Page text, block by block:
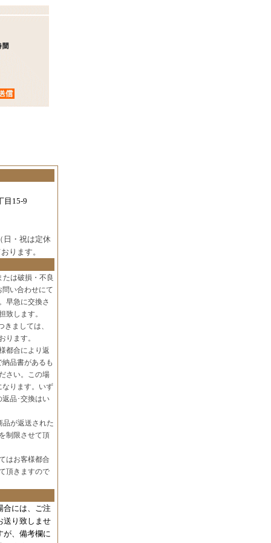
15-9
日・祝は定休
ります。
は破損・不良
い合わせにて
早急に交換さ
致します。
ましては、
ります。
都合により返
品書があるも
さい。この場
なります。いず
品･交換はい
品が返送された
制限させて頂
はお客様都合
頂きますので
には、 ご注
送り致しませ
が、備考欄に